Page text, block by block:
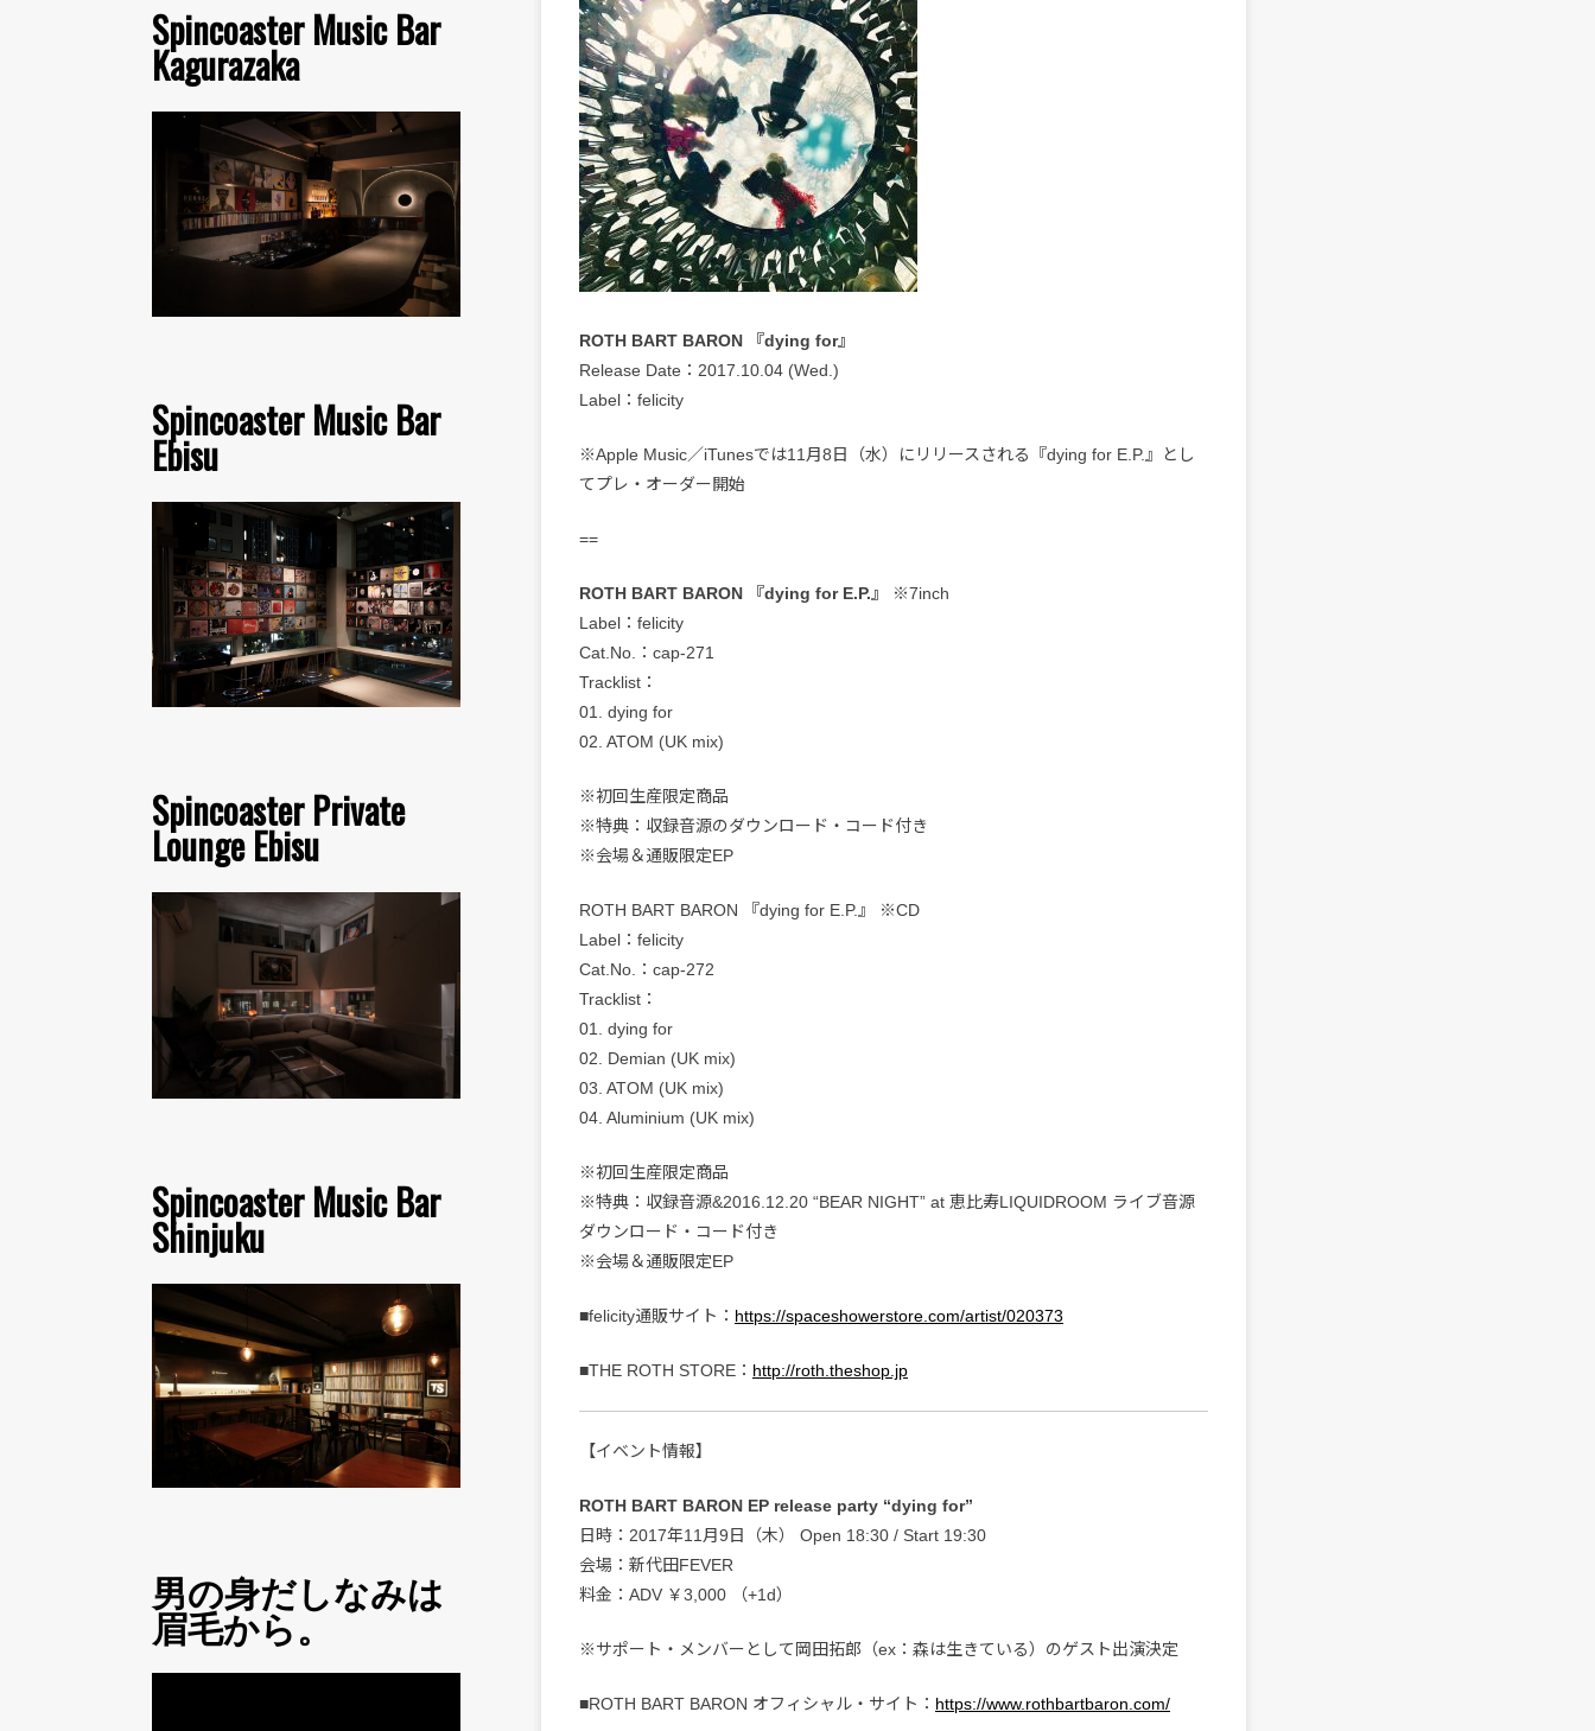
Spincoaster Music Bar
Kagurazaka
Spincoaster Music Bar
Ebisu
Spincoaster Private
Lounge Ebisu
Spincoaster Music Bar
Shinjuku
男の身だしなみは
眉毛から。
ROTH BART BARON 『dying for』
Release Date：2017.10.04 (Wed.)
Label：felicity
※Apple Music／iTunesでは11月8日（水）にリリースされる『dying for E.P.』とし
てプレ・オーダー開始
==
ROTH BART BARON 『dying for E.P.』
※7inch
Label：felicity
Cat.No.：cap-271
Tracklist：
01. dying for
02. ATOM (UK mix)
※初回生産限定商品
※特典：収録音源のダウンロード・コード付き
※会場＆通販限定EP
ROTH BART BARON 『dying for E.P.』 ※CD
Label：felicity
Cat.No.：cap-272
Tracklist：
01. dying for
02. Demian (UK mix)
03. ATOM (UK mix)
04. Aluminium (UK mix)
※初回生産限定商品
※特典：収録音源&2016.12.20 “BEAR NIGHT” at 恵比寿LIQUIDROOM ライブ音源
ダウンロード・コード付き
※会場＆通販限定EP
■felicity通販サイト： https://spaceshowerstore.com/artist/020373
■THE ROTH STORE： http://roth.theshop.jp
【イベント情報】
ROTH BART BARON EP release party “dying for”
日時：2017年11月9日（木） Open 18:30 / Start 19:30
会場：新代田FEVER
料金：ADV ￥3,000 （+1d）
※サポート・メンバーとして岡田拓郎（ex：森は生きている）のゲスト出演決定
■ROTH BART BARON オフィシャル・サイト： https://www.rothbartbaron.com/